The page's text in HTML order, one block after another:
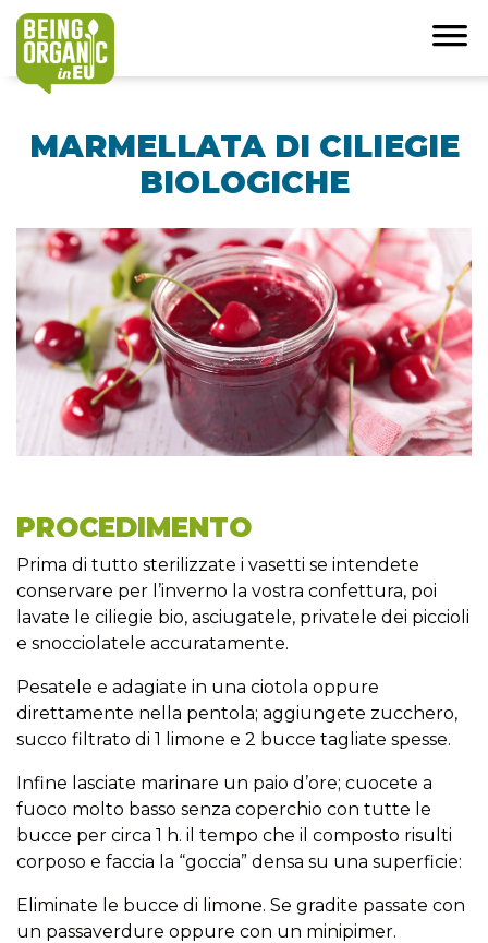
MARMELLATA DI CILIEGIE
BIOLOGICHE
PROCEDIMENTO
Prima di tutto sterilizzate i vasetti se intendete
conservare per l’inverno la vostra confettura, poi
lavate le ciliegie bio, asciugatele, privatele dei piccioli
e snocciolatele accuratamente.
Pesatele e adagiate in una ciotola oppure
direttamente nella pentola; aggiungete zucchero,
succo filtrato di 1 limone e 2 bucce tagliate spesse.
Infine lasciate marinare un paio d’ore; cuocete a
fuoco molto basso senza coperchio con tutte le
bucce per circa 1 h. il tempo che il composto risulti
corposo e faccia la “goccia” densa su una superficie:
Eliminate le bucce di limone. Se gradite passate con
un passaverdure oppure con un minipimer.